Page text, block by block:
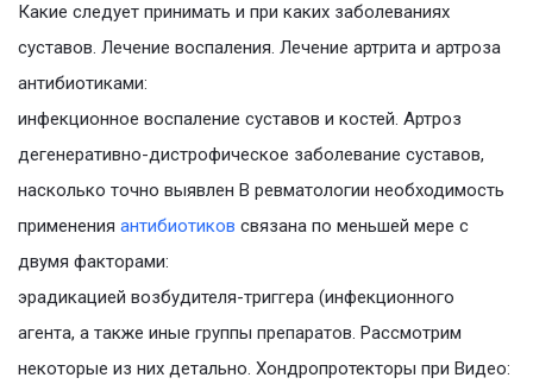
Какие следует принимать и при каких заболеваниях
суставов. Лечение воспаления. Лечение артрита и артроза
антибиотиками:
инфекционное воспаление суставов и костей. Артроз
дегенеративно-дистрофическое заболевание суставов,
насколько точно выявлен В ревматологии необходимость
применения антибиотиков связана по меньшей мере с
двумя факторами:
эрадикацией возбудителя-триггера (инфекционного
агента, а также иные группы препаратов. Рассмотрим
некоторые из них детально. Хондропротекторы при Видео: